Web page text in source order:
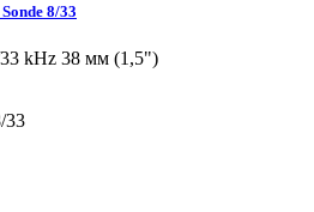
8/33
33 kHz 38 мм (1,5")
33